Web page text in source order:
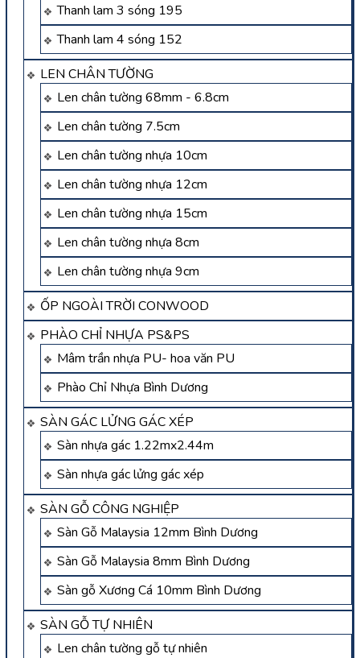
Thanh lam 3 sóng 195
Thanh lam 4 sóng 152
LEN CHÂN TƯỜNG
Len chân tường 68mm - 6.8cm
Len chân tường 7.5cm
Len chân tường nhựa 10cm
Len chân tường nhựa 12cm
Len chân tường nhựa 15cm
Len chân tường nhựa 8cm
Len chân tường nhựa 9cm
ỐP NGOÀI TRỜI CONWOOD
PHÀO CHỈ NHỰA PS&PS
Mâm trần nhựa PU- hoa văn PU
Phào Chỉ Nhựa Bình Dương
SÀN GÁC LỬNG GÁC XÉP
Sàn nhựa gác 1.22mx2.44m
Sàn nhựa gác lửng gác xép
SÀN GỖ CÔNG NGHIỆP
Sàn Gỗ Malaysia 12mm Bình Dương
Sàn Gỗ Malaysia 8mm Bình Dương
Sàn gỗ Xương Cá 10mm Bình Dương
SÀN GỖ TỰ NHIÊN
Len chân tường gỗ tự nhiên